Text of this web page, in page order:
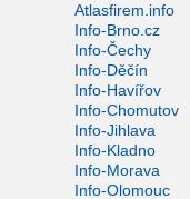
Atlasfirem.info
Info-Brno.cz
Info-Čechy
Info-Děčín
Info-Havířov
Info-Chomutov
Info-Jihlava
Info-Kladno
Info-Morava
Info-Olomouc